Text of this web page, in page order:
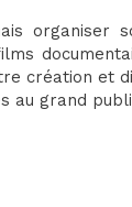
organiser
création et
au grand